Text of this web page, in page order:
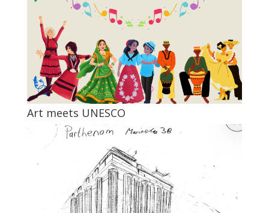
Art meets UNESCO